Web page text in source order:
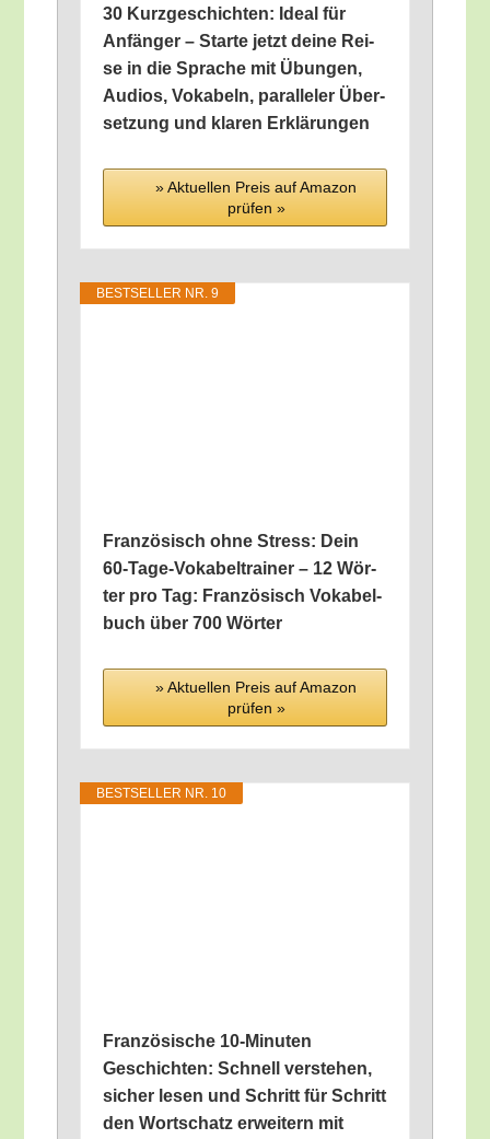
30 Kurz­ge­schich­ten: Ide­al für
Anfän­ger – Star­te jetzt dei­ne Rei­
se in die Spra­che mit Übun­gen,
Audi­os, Voka­beln, par­al­le­ler Über­
set­zung und kla­ren Erklärungen
» Aktu­el­len Preis auf Ama­zon
prü­fen »
BEST­SEL­LER NR. 9
Fran­zö­sisch ohne Stress: Dein
60-Tage-Voka­bel­trai­ner – 12 Wör­
ter pro Tag: Fran­zö­sisch Voka­bel­
buch über 700 Wörter
» Aktu­el­len Preis auf Ama­zon
prü­fen »
BEST­SEL­LER NR. 10
Fran­zö­si­sche 10-Minu­ten
Geschich­ten: Schnell ver­ste­hen,
sicher lesen und Schritt für Schritt
den Wort­schatz erwei­tern mit